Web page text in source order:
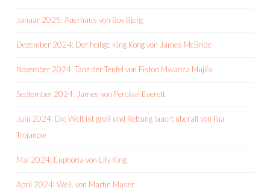
Januar 2025: Auerhaus von Bov Bjerg
Dezember 2024: Der heilige King Kong von James McBride
November 2024: Tanz der Teufel von Fiston Mwanza Mujila
September 2024: James von Percival Everett
Juni 2024: Die Welt ist groß und Rettung lauert überall von Ilija
Trojanow
Mai 2024: Euphoria von Lily King
April 2024: Weil. von Martin Muser